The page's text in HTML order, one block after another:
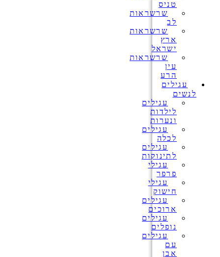
טניס
שרשראות
לב
שרשראות
ארץ
ישראל
שרשראות
עין
הרע
עגילים
לנשים
עגילים
לילדות
ונערות
עגילים
לכלה
עגילים
לתינוקות
עגילי
פרפר
עגילי
חישוק
עגילים
ארוכים
עגילים
נופלים
עגילים
עם
אבן